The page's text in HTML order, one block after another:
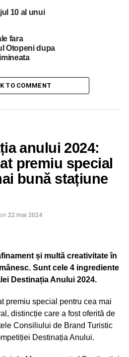
10 al unui
fara
Otopeni dupa
TO COMMENT
anului 2024:
premiu special
bună stațiune
on 22 mai 2024
și multă creativitate în
Sunt cele 4 ingrediente
Destinația Anului 2024.
premiu special pentru cea mai
distincție care a fost oferită de
Consiliului de Brand Turistic
Destinația Anului.